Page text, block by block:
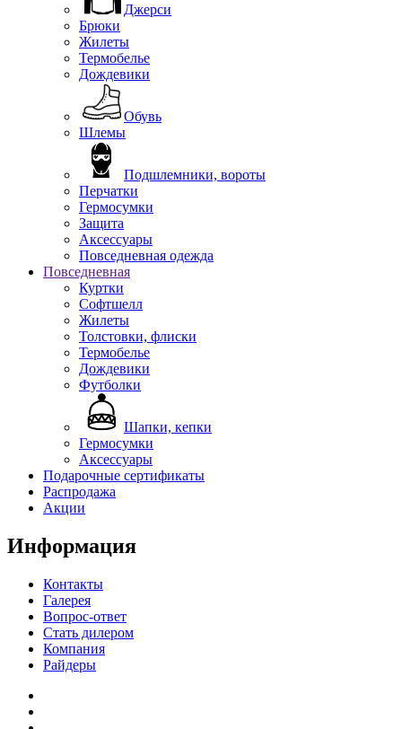
Джерси
Брюки
Жилеты
Термобелье
Дождевики
Обувь
Шлемы
Подшлемники, вороты
Перчатки
Гермосумки
Защита
Аксессуары
Повседневная одежда
Повседневная
Куртки
Софтшелл
Жилеты
Толстовки, флиски
Термобелье
Дождевики
Футболки
Шапки, кепки
Гермосумки
Аксессуары
Подарочные сертификаты
Распродажа
Акции
Информация
Контакты
Галерея
Вопрос-ответ
Стать дилером
Компания
Райдеры